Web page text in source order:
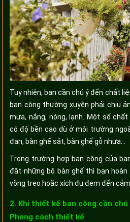
Tuy nhiên, bạn cần chú ý đến chất
ban công thường xuyên phải chịu
mưa, nắng, nóng, lạnh. Một số
có độ bền cao dù ở môi trường
đan, bàn ghế sắt, bàn ghế gỗ nhựa…
Trong trường hợp ban công của
đặt những bộ bàn ghế thì bạn
võng treo hoặc xích đu đem đến
2. Khi thiết kế ban công cần chú
Phong cách thiết kế